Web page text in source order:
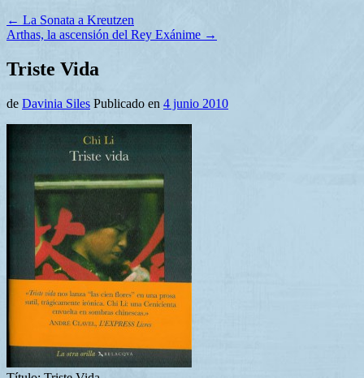
← La Sonata a Kreutzen
Arthas, la ascensión del Rey Exánime →
Triste Vida
de Davinia Siles Publicado en 4 junio 2010